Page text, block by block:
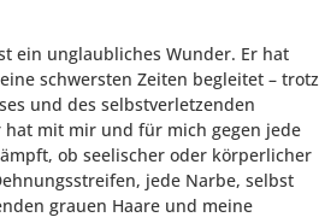
ein unglaubliches Wunder. Er hat
schwersten Zeiten begleitet – trotz
und des selbstverletzenden
hat mit mir und für mich gegen jede
ob seelischer oder körperlicher
jede Narbe, selbst
grauen Haare und meine